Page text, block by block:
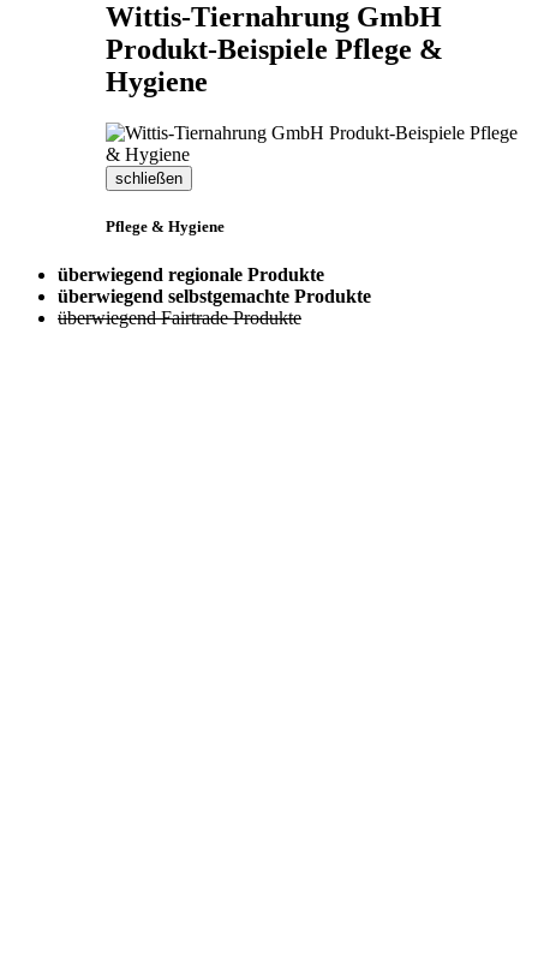
Wittis-Tiernahrung GmbH
Produkt-Beispiele Pflege &
Hygiene
schließen
Pflege & Hygiene
überwiegend regionale Produkte
überwiegend selbstgemachte Produkte
überwiegend Fairtrade Produkte